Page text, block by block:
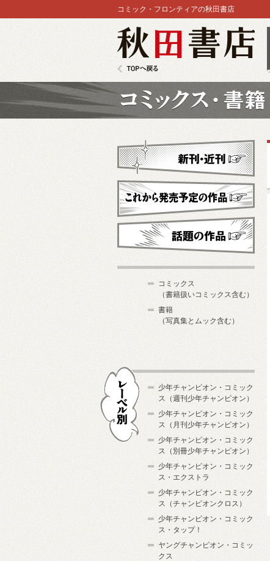
コミック・フロンティアの秋田書店
新刊・近刊
これから発売予定
コミックス
（書籍扱いコミックス含む）
書籍
（写真集とムック含む）
少年チャンピオン・コミック
ス（週刊少年チャンピオン）
少年チャンピオン・コミック
ス（月刊少年チャンピオン）
少年チャンピオン・コミック
ス（別冊少年チャンピオン）
少年チャンピオン・コミック
ス・エクストラ
少年チャンピオン・コミック
ス（チャンピオンクロス）
少年チャンピオン・コミック
ス・タップ！
ヤングチャンピオン・コミッ
クス